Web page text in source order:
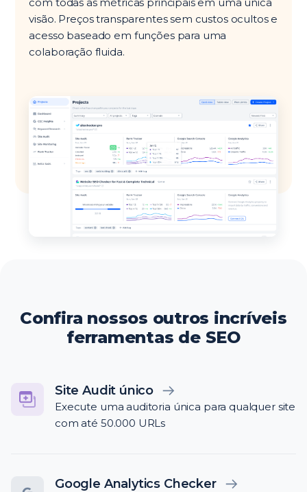
visão. Preços transparentes sem custos ocultos e
acesso baseado em funções para uma
colaboração fluida.
Confira nossos outros incríveis
ferramentas de SEO
Site Audit único
Execute uma auditoria única para qualquer site
com até 50.000 URLs
Google Analytics Checker